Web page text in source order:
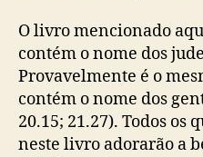
O livro mencionado
contém o nome dos
Provavelmente é o
contém o nome dos
20.15; 21.27). Todos os
neste livro adorarão a